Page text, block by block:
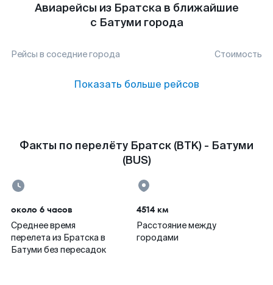
Авиарейсы из Братска в ближайшие
с Батуми города
Рейсы в соседние города Стоимость
Показать больше рейсов
Факты по перелёту Братск (BTK) - Батуми
(BUS)
около 6 часов
Среднее время
перелета из Братска в
Батуми без пересадок
4514 км
Расстояние между
городами